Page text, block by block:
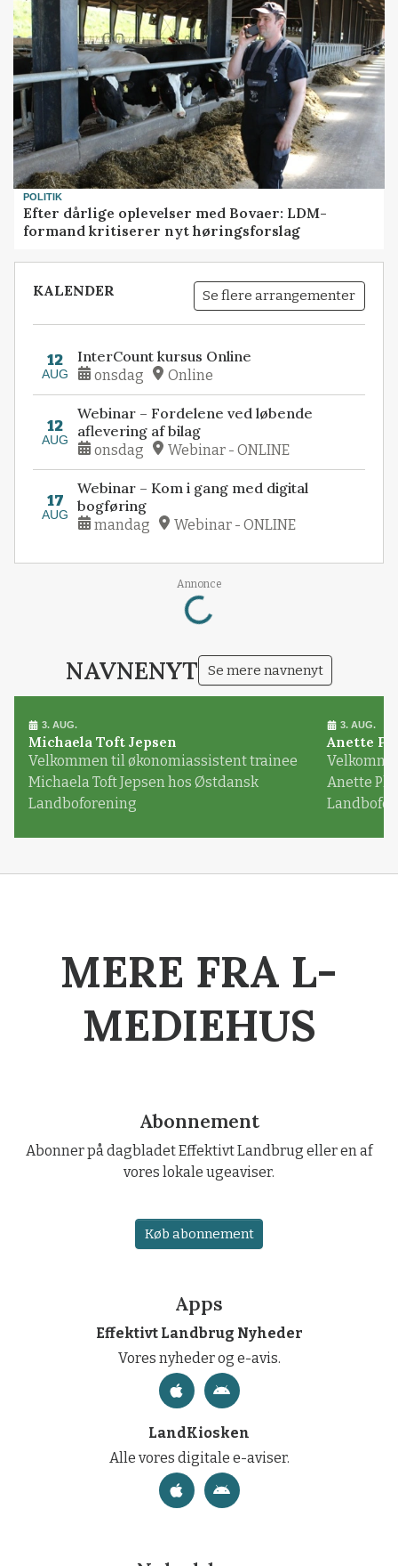
POLITIK
Efter dårlige oplevelser med Bovaer: LDM-
formand kritiserer nyt høringsforslag
KALENDER Se flere arrangementer
12
AUG
InterCount kursus Online
onsdag Online
12
AUG
Webinar – Fordelene ved løbende
aflevering af bilag
onsdag Webinar - ONLINE
17
AUG
Webinar – Kom i gang med digital
bogføring
mandag Webinar - ONLINE
Annonce
Loading...
NAVNENYT Se mere navnenyt
3. AUG.
Michaela Toft Jepsen
Velkommen til økonomiassistent trainee
Michaela Toft Jepsen hos Østdansk
Landboforening
3. AUG.
Anette
Anette
MERE FRA L-
MEDIEHUS
Abonnement
Abonner på dagbladet Effektivt Landbrug eller en af
vores lokale ugeaviser.
Køb abonnement
Apps
Effektivt Landbrug Nyheder
Vores nyheder og e-avis.
LandKiosken
Alle vores digitale e-aviser.